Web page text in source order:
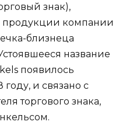
знак),
продукции компании
близнеца
название
появилось
году, и связано с
торгового знака,